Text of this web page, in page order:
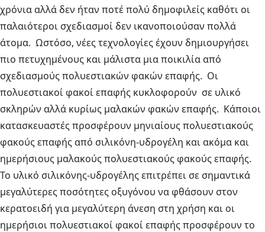
χρόνια αλλά δεν ήταν ποτέ πολύ δημοφιλείς καθότι οι
παλαιότεροι σχεδιασμοί δεν ικανοποιούσαν πολλά
άτομα. Ωστόσο, νέες τεχνολογίες έχουν δημιουργήσει
πιο πετυχημένους και μάλιστα μια ποικιλία από
σχεδιασμούς πολυεστιακών φακών επαφής. Οι
πολυεστιακοί φακοί επαφής κυκλοφορούν σε υλικό
σκληρών αλλά κυρίως μαλακών φακών επαφής. Κάποιοι
κατασκευαστές προσφέρουν μηνιαίους πολυεστιακούς
φακούς επαφής από σιλικόνη-υδρογέλη και ακόμα και
ημερήσιους μαλακούς πολυεστιακούς φακούς επαφής.
Το υλικό σιλικόνης-υδρογέλης επιτρέπει σε σημαντικά
μεγαλύτερες ποσότητες οξυγόνου να φθάσουν στον
κερατοειδή για μεγαλύτερη άνεση στη χρήση και οι
ημερήσιοι πολυεστιακοί φακοί επαφής προσφέρουν το